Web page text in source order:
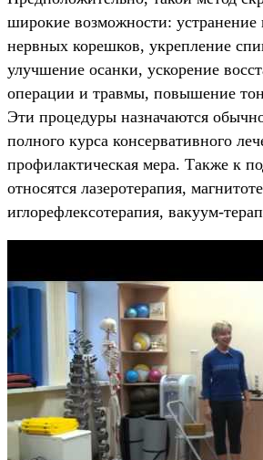
широкие возможности: устранение
нервных корешков, укрепление
улучшение осанки, ускорение
операции и травмы, повышение
Эти процедуры назначаются
полного курса консервативного
профилактическая мера. Также к
относятся лазеротерапия,
иглорефлексотерапия, вакуум-